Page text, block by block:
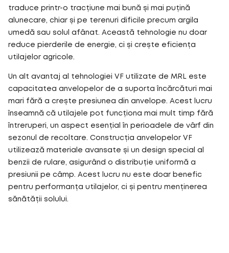
traduce printr-o tracțiune mai bună și mai puțină
alunecare, chiar și pe terenuri dificile precum argila
umedă sau solul afânat. Această tehnologie nu doar
reduce pierderile de energie, ci și crește eficiența
utilajelor agricole.
Un alt avantaj al tehnologiei VF utilizate de MRL este
capacitatea anvelopelor de a suporta încărcături mai
mari fără a crește presiunea din anvelope. Acest lucru
înseamnă că utilajele pot funcționa mai mult timp fără
întreruperi, un aspect esențial în perioadele de vârf din
sezonul de recoltare. Construcția anvelopelor VF
utilizează materiale avansate și un design special al
benzii de rulare, asigurând o distribuție uniformă a
presiunii pe câmp. Acest lucru nu este doar benefic
pentru performanța utilajelor, ci și pentru menținerea
sănătății solului.